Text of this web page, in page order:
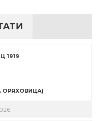
1919
ОРЯХОВИЦА)